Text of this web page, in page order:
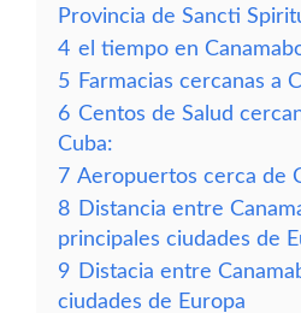
Provincia de Sancti
4 el tiempo en
5 Farmacias cercanas a
6 Centos de Salud
Cuba:
7 Aeropuertos cerca de
8 Distancia entre
principales ciudades de
9 Distacia entre
ciudades de Europa